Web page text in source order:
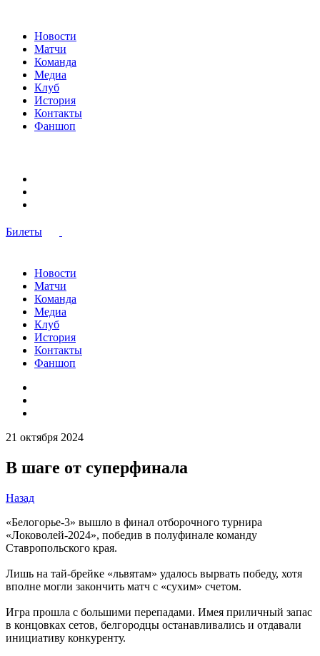
Новости
Матчи
Команда
Медиа
Клуб
История
Контакты
Фаншоп
Билеты
Новости
Матчи
Команда
Медиа
Клуб
История
Контакты
Фаншоп
21 октября 2024
В шаге от суперфинала
Назад
«Белогорье-3» вышло в финал отборочного турнира
«Локоволей-2024», победив в полуфинале команду
Ставропольского края.
Лишь на тай-брейке «львятам» удалось вырвать победу, хотя
вполне могли закончить матч с «сухим» счетом.
Игра прошла с большими перепадами. Имея приличный запас
в концовках сетов, белгородцы останавливались и отдавали
инициативу конкуренту.